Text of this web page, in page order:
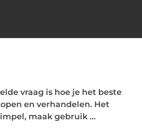
vraag is hoe je het beste
en verhandelen. Het
maak gebruik ...